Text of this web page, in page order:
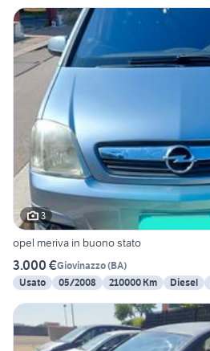
3
opel meriva in buono stato
3.000 €Giovinazzo(BA)
Usato
05/2008 210000 Km Diesel